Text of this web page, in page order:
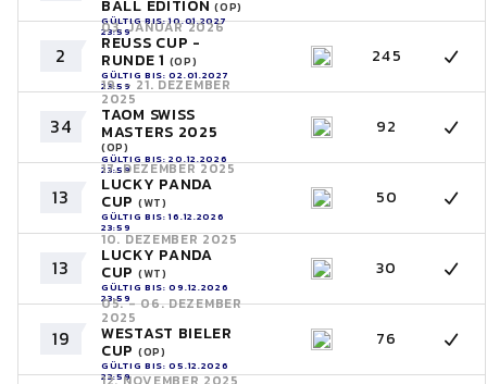
BALL EDITION(OP)
GÜLTIG BIS: 10.01.2027
23:59
2
03. JANUAR 2026
REUSS CUP -
RUNDE 1 (OP)
GÜLTIG BIS: 02.01.2027
23:59
245
34
19. - 21. DEZEMBER
2025
TAOM SWISS
MASTERS 2025
(OP)
GÜLTIG BIS: 20.12.2026
23:59
92
13
17. DEZEMBER 2025
LUCKY PANDA
CUP (WT)
GÜLTIG BIS: 16.12.2026
23:59
50
13
10. DEZEMBER 2025
LUCKY PANDA
CUP (WT)
GÜLTIG BIS: 09.12.2026
23:59
30
19
05. - 06. DEZEMBER
2025
WESTAST BIELER
CUP (OP)
GÜLTIG BIS: 05.12.2026
23:59
76